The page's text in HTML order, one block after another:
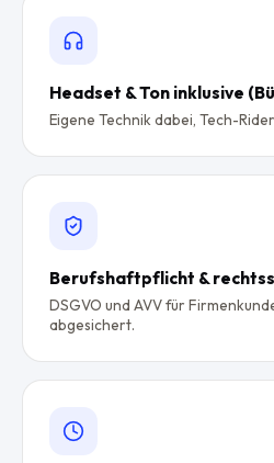
Headset & Ton inklusive
Eigene Technik dabei, Tech-
Berufshaftpflicht &
DSGVO und AVV für
abgesichert.